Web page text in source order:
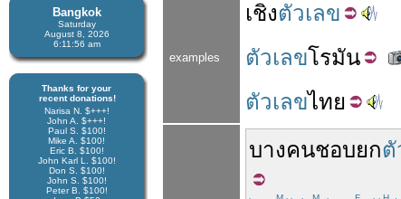
Bangkok
Saturday
August 8, 2026
6:11:57 am
Thanks for your
recent donations!
Narisa N. $+++!
John A. $+++!
Paul S. $100!
Mike A. $100!
Eric B. $100!
John Karl L. $100!
Don S. $100!
John S. $100!
Peter B. $100!
examples
เชิงตัวเลข
ตัวเลขโรมัน
ตัวเลขไทย
บางคนชอบยกตั